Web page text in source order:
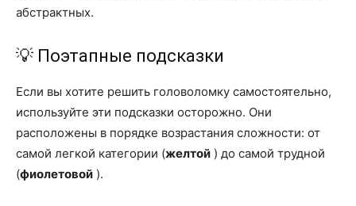
абстрактных.
💡 Поэтапные подсказки
Если вы хотите решить головоломку самостоятельно,
используйте эти подсказки осторожно. Они
расположены в порядке возрастания сложности: от
самой легкой категории (желтой ) до самой трудной
(фиолетовой ).